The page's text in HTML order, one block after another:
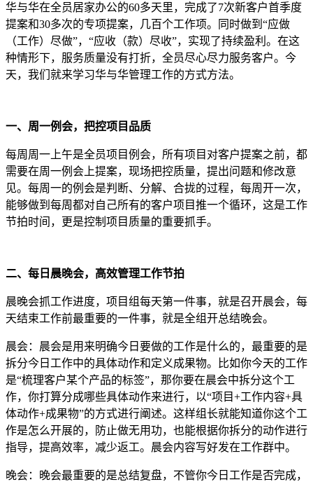
华与华在全员居家办公的60多天里，完成了7次新客户首季度
提案和30多次的专项提案，几百个工作项。同时做到“应做
（工作）尽做”，“应收（款）尽收”，实现了持续盈利。在这
种情形下，服务质量没有打折，全员尽心尽力服务客户。今
天，我们就来学习华与华管理工作的方式方法。
一、周一例会，把控项目品质
每周周一上午是全员项目例会，所有项目对客户提案之前，都
需要在周一例会上提案，现场把控质量，提出问题和修改意
见。每周一的例会是判断、分解、合拢的过程，每周开一次，
能够做到每周都对自己所有的客户项目推一个循环，这是工作
节拍时间，更是控制项目质量的重要抓手。
二、每日晨晚会，高效管理工作节拍
晨晚会抓工作进度，项目组每天第一件事，就是召开晨会，每
天结束工作前最重要的一件事，就是全组开总结晚会。
晨会：晨会是用来明确今日要做的工作是什么的，最重要的是
拆分今日工作中的具体动作和定义成果物。比如你今天的工作
是“梳理客户某个产品的标签”，那你要在晨会中拆分这个工
作，你打算分成哪些具体动作来进行，以“项目+工作内容+具
体动作+成果物”的方式进行阐述。这样组长就能知道你这个工
作是怎么开展的，防止做无用功，也能根据你拆分的动作进行
指导，提高效率，减少返工。晨会内容写好发在工作群中。
晚会：晚会最重要的是总结复盘，不管你今日工作是否完成，